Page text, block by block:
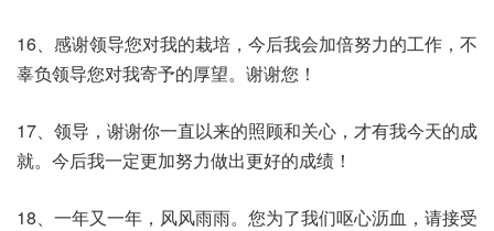
16、感谢领导您对我的栽培，今后我会加倍努力的工作，不
辜负领导您对我寄予的厚望。谢谢您！
17、领导，谢谢你一直以来的照顾和关心，才有我今天的成
就。今后我一定更加努力做出更好的成绩！
18、一年又一年，风风雨雨。您为了我们呕心沥血，请接受